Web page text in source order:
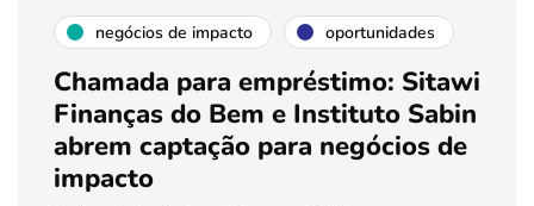
negócios de impacto oportunidades
Chamada para empréstimo: Sitawi
Finanças do Bem e Instituto Sabin
abrem captação para negócios de
impacto